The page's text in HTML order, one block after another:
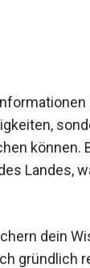
können.
Landes,
dein
gründlich